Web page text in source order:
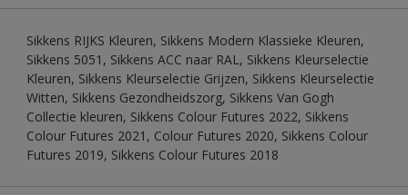
Sikkens RIJKS Kleuren, Sikkens Modern Klassieke Kleuren,
Sikkens 5051, Sikkens ACC naar RAL, Sikkens Kleurselectie
Kleuren, Sikkens Kleurselectie Grijzen, Sikkens Kleurselectie
Witten, Sikkens Gezondheidszorg, Sikkens Van Gogh
Collectie kleuren, Sikkens Colour Futures 2022, Sikkens
Colour Futures 2021, Colour Futures 2020, Sikkens Colour
Futures 2019, Sikkens Colour Futures 2018